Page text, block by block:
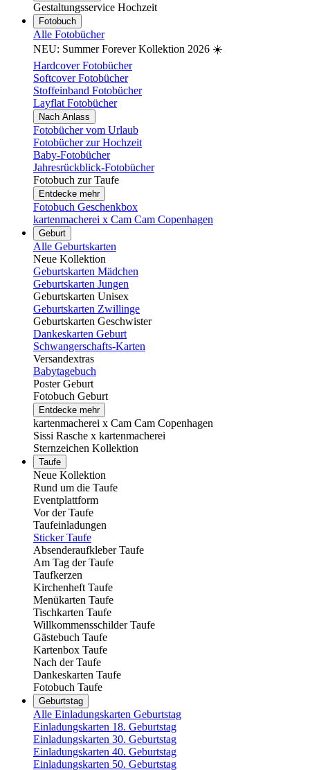
Gestaltungsservice Hochzeit
Fotobuch
Alle Fotobücher
NEU: Summer Forever Kollektion 2026 ☀️
Hardcover Fotobücher
Softcover Fotobücher
Stoffeinband Fotobücher
Layflat Fotobücher
Nach Anlass
Fotobücher vom Urlaub
Fotobücher zur Hochzeit
Baby-Fotobücher
Jahresrückblick-Fotobücher
Fotobuch zur Taufe
Entdecke mehr
Fotobuch Geschenkbox
kartenmacherei x Cam Cam Copenhagen
Geburt
Alle Geburtskarten
Neue Kollektion
Geburtskarten Mädchen
Geburtskarten Jungen
Geburtskarten Unisex
Geburtskarten Zwillinge
Geburtskarten Geschwister
Dankeskarten Geburt
Schwangerschafts-Karten
Versandextras
Babytagebuch
Poster Geburt
Fotobuch Geburt
Entdecke mehr
kartenmacherei x Cam Cam Copenhagen
Sissi Rasche x kartenmacherei
Sternzeichen Kollektion
Taufe
Neue Kollektion
Rund um die Taufe
Eventplattform
Vor der Taufe
Taufeinladungen
Sticker Taufe
Absenderaufkleber Taufe
Am Tag der Taufe
Taufkerzen
Kirchenheft Taufe
Menükarten Taufe
Tischkarten Taufe
Willkommensschilder Taufe
Gästebuch Taufe
Kartenbox Taufe
Nach der Taufe
Dankeskarten Taufe
Fotobuch Taufe
Geburtstag
Alle Einladungskarten Geburtstag
Einladungskarten 18. Geburtstag
Einladungskarten 30. Geburtstag
Einladungskarten 40. Geburtstag
Einladungskarten 50. Geburtstag